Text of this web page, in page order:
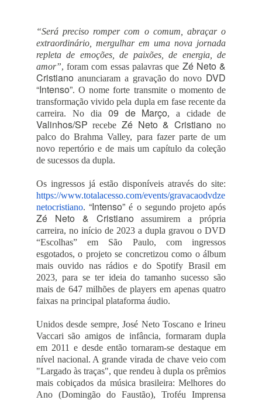
“Será preciso romper com o comum, abraçar o
extraordinário, mergulhar em uma nova jornada
repleta de emoções, de paixões, de energia, de
amor”, foram com essas palavras que Zé Neto &
Cristiano anunciaram a gravação do novo DVD
“Intenso”. O nome forte transmite o momento de
transformação vivido pela dupla em fase recente da
carreira. No dia09 de Março, a cidade de
Valinhos/SP recebe Zé Neto & Cristiano no
palco do Brahma Valley, para fazer parte de um
novo repertório e de mais um capítulo da coleção
de sucessos da dupla.
Os ingressos já estão disponíveis através do site:
https://www.totalacesso.com/events/gravacaodvdze
netocristiano. “Intenso” é o segundo projeto após
Zé Neto & Cristiano assumirem a própria
carreira, no início de 2023 a dupla gravou o DVD
“Escolhas” em São Paulo, com ingressos
esgotados, o projeto se concretizou como o álbum
mais ouvido nas rádios e do Spotify Brasil em
2023, para se ter ideia do tamanho sucesso são
mais de 647 milhões de players em apenas quatro
faixas na principal plataforma áudio.
Unidos desde sempre, José Neto Toscano e Irineu
Vaccari são amigos de infância, formaram dupla
em 2011 e desde então tornaram-se destaque em
nível nacional. A grande virada de chave veio com
"Largado às traças", que rendeu à dupla os prêmios
mais cobiçados da música brasileira: Melhores do
Ano (Domingão do Faustão), Troféu Imprensa